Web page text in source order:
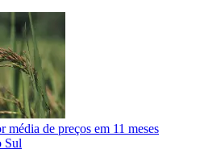
média de preços em 11 meses
Sul